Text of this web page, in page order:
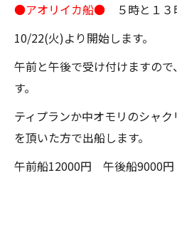
●アオリイカ船● ５時と１３
10/22(火)より開始します。
午前と午後で受け付けますの
す。
ティプランか中オモリのシャ
を頂いた方で出船します。
午前船12000円 午後船9000円